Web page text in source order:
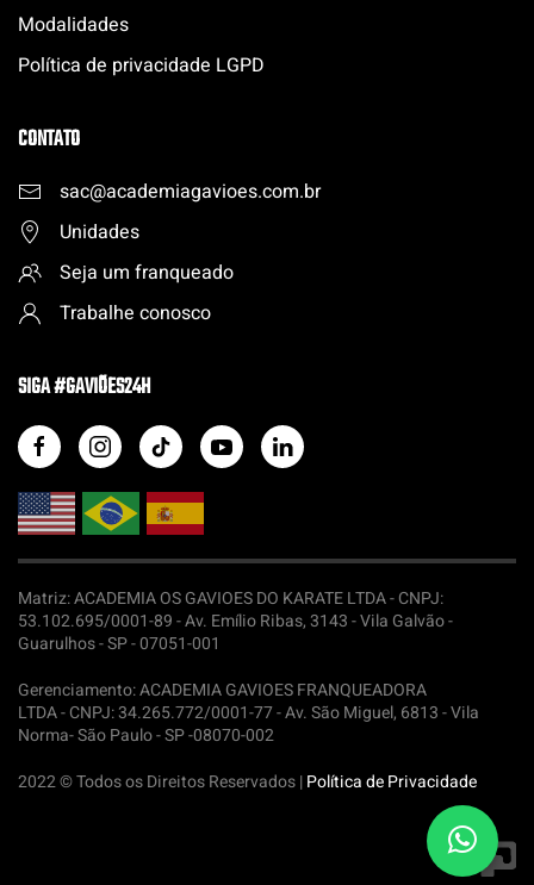
Modalidades
Política de privacidade LGPD
CONTATO
sac@academiagavioes.com.br
Unidades
Seja um franqueado
Trabalhe conosco
SIGA #GAVIÕES24H
Matriz: ACADEMIA OS GAVIOES DO KARATE LTDA -CNPJ:
53.102.695/0001-89 - Av. Emílio Ribas, 3143 - Vila Galvão -
Guarulhos - SP - 07051-001
Gerenciamento: ACADEMIA GAVIOES FRANQUEADORA
LTDA -CNPJ: 34.265.772/0001-77 - Av. São Miguel, 6813 - Vila
Norma- São Paulo - SP -08070-002
2022 © Todos os Direitos Reservados |Política de Privacidade